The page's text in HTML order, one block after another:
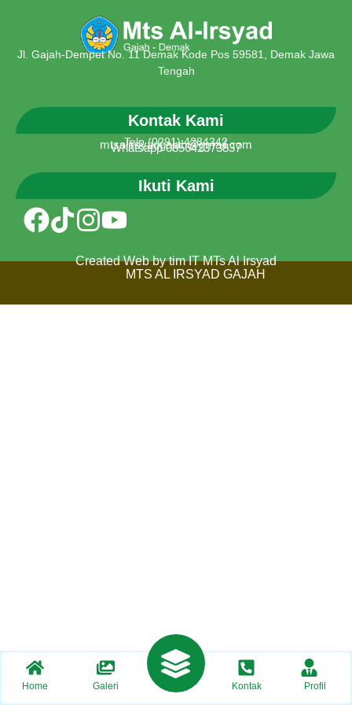
Home Galeri Kontak Profil
Jl. Gajah-Dempet No. 11 Demak Kode Pos 59581, Demak Jawa
Tengah
Kontak Kami
Telp (0291) 4284342
mtsalirsyadgajah@gmail.com
Whatsapp 085642373837
Ikuti Kami
MTS AL IRSYAD GAJAH
Created Web by tim IT MTs Al Irsyad